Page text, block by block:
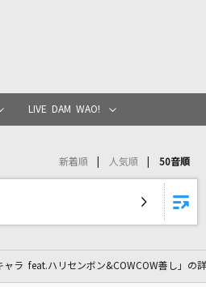
ケリクエスト
国りれき
歌われている曲の一覧
LIVE DAM WAO!
新着順 人気順 50音順
ャラ feat.ハリセンボン&COWCOW善し」の